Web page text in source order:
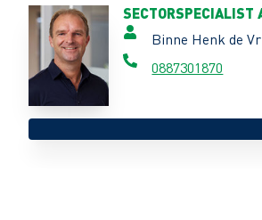
SECTORSPECIALIST
Binne Henk de
0887301870